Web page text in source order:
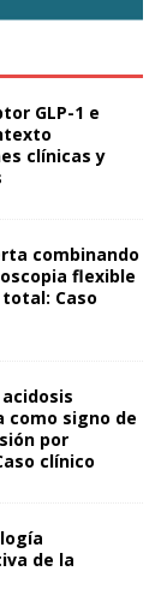
GLP-1 e
clínicas y
combinando
flexible
Caso
signo de
por
clínico
de la